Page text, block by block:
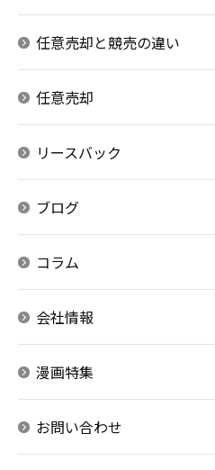
任意売却と競売の違い
任意売却
リースバック
ブログ
コラム
会社情報
漫画特集
お問い合わせ